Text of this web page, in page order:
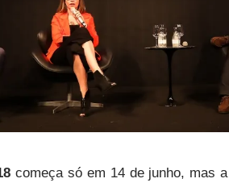
começa só em 14 de junho, mas a